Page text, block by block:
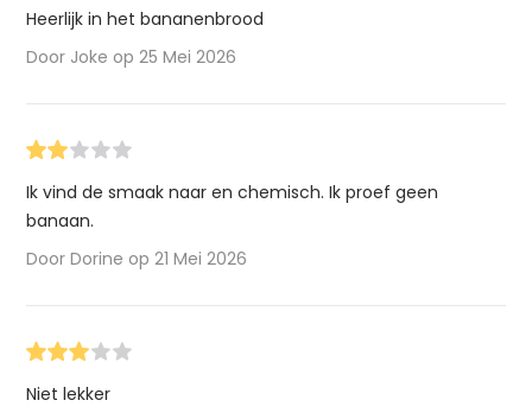
Heerlijk in het bananenbrood
Door Joke op 25 Mei 2026
Ik vind de smaak naar en chemisch. Ik proef geen
banaan.
Door Dorine op 21 Mei 2026
Niet lekker